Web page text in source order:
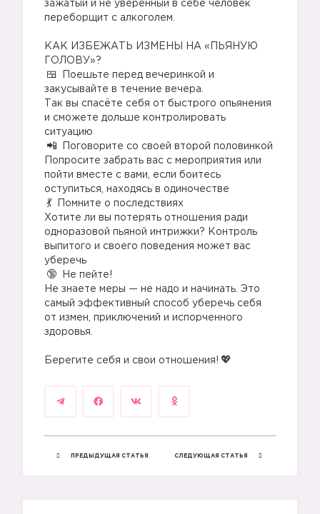
💖
зажатый и не уверенный в себе человек
переборщит с алкоголем.
КАК ИЗБЕЖАТЬ ИЗМЕНЫ НА «ПЬЯНУЮ
ГОЛОВУ»?
Поешьте перед вечеринкой и
закусывайте в течение вечера.
Так вы спасёте себя от быстрого опьянения
и сможете дольше контролировать
ситуацию
Поговорите со своей второй половинкой
Попросите забрать вас с мероприятия или
пойти вместе с вами, если боитесь
оступиться, находясь в одиночестве
Помните о последствиях
Хотите ли вы потерять отношения ради
одноразовой пьяной интрижки? Контроль
выпитого и своего поведения может вас
уберечь
Не пейте!
Не знаете меры — не надо и начинать. Это
самый эффективный способ уберечь себя
от измен, приключений и испорченного
здоровья.
Берегите себя и свои отношения!
ПРЕДЫДУЩАЯ СТАТЬЯ СЛЕДУЮЩАЯ СТАТЬЯ